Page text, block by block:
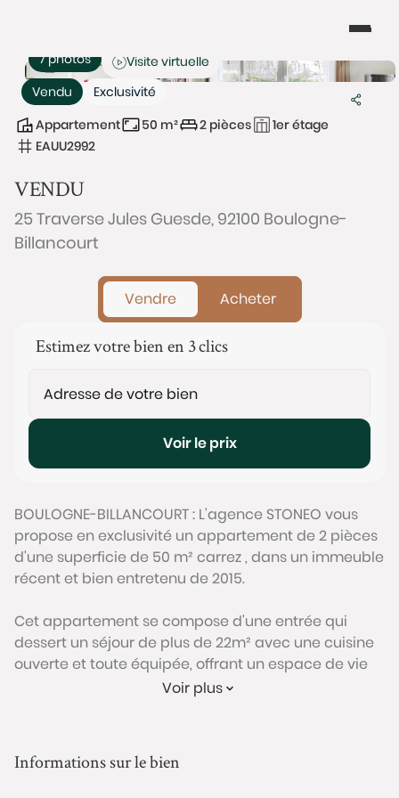
Vendu Exclusivité
7 photos Visite virtuelle
Appartement 50 m² 2 pièces
1er étage
EAUU2992
VENDU
25 Traverse Jules Guesde, 92100 Boulogne-
Billancourt
Vendre Acheter
Estimez votre bien en 3 clics
Voir le prix
BOULOGNE-BILLANCOURT : L'agence STONEO vous
propose en exclusivité un appartement de 2 pièces
d'une superficie de 50 m² carrez , dans un immeuble
récent et bien entretenu de 2015.
Cet appartement se compose d'une entrée qui
dessert un séjour de plus de 22m² avec une cuisine
ouverte et toute équipée, offrant un espace de vie
convivial et agréable. Il dispose également d'une
dispose d’un grand dressing intégré.
Voir plus
Informations sur le bien